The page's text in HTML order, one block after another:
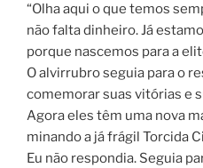
“Olha aqui o que temos
não falta dinheiro. Já
porque nascemos para a
O alvirrubro seguia para o
comemorar suas vitórias e
Agora eles têm uma nova
minando a já frágil Torcida
Eu não respondia. Seguia